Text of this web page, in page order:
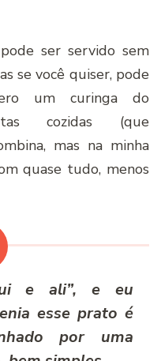
ser servido sem
se você quiser, pode
um curinga do
cozidas (que
mas na minha
quase tudo, menos
e ali”, e eu
esse prato é
por uma